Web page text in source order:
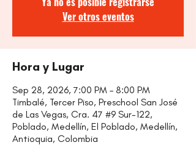
Ver otros eventos
Hora y Lugar
Sep 28, 2026, 7:00 PM – 8:00 PM
Timbalé, Tercer Piso, Preschool San José
de Las Vegas, Cra. 47 #9 Sur-122,
Poblado, Medellín, El Poblado, Medellín,
Antioquia, Colombia